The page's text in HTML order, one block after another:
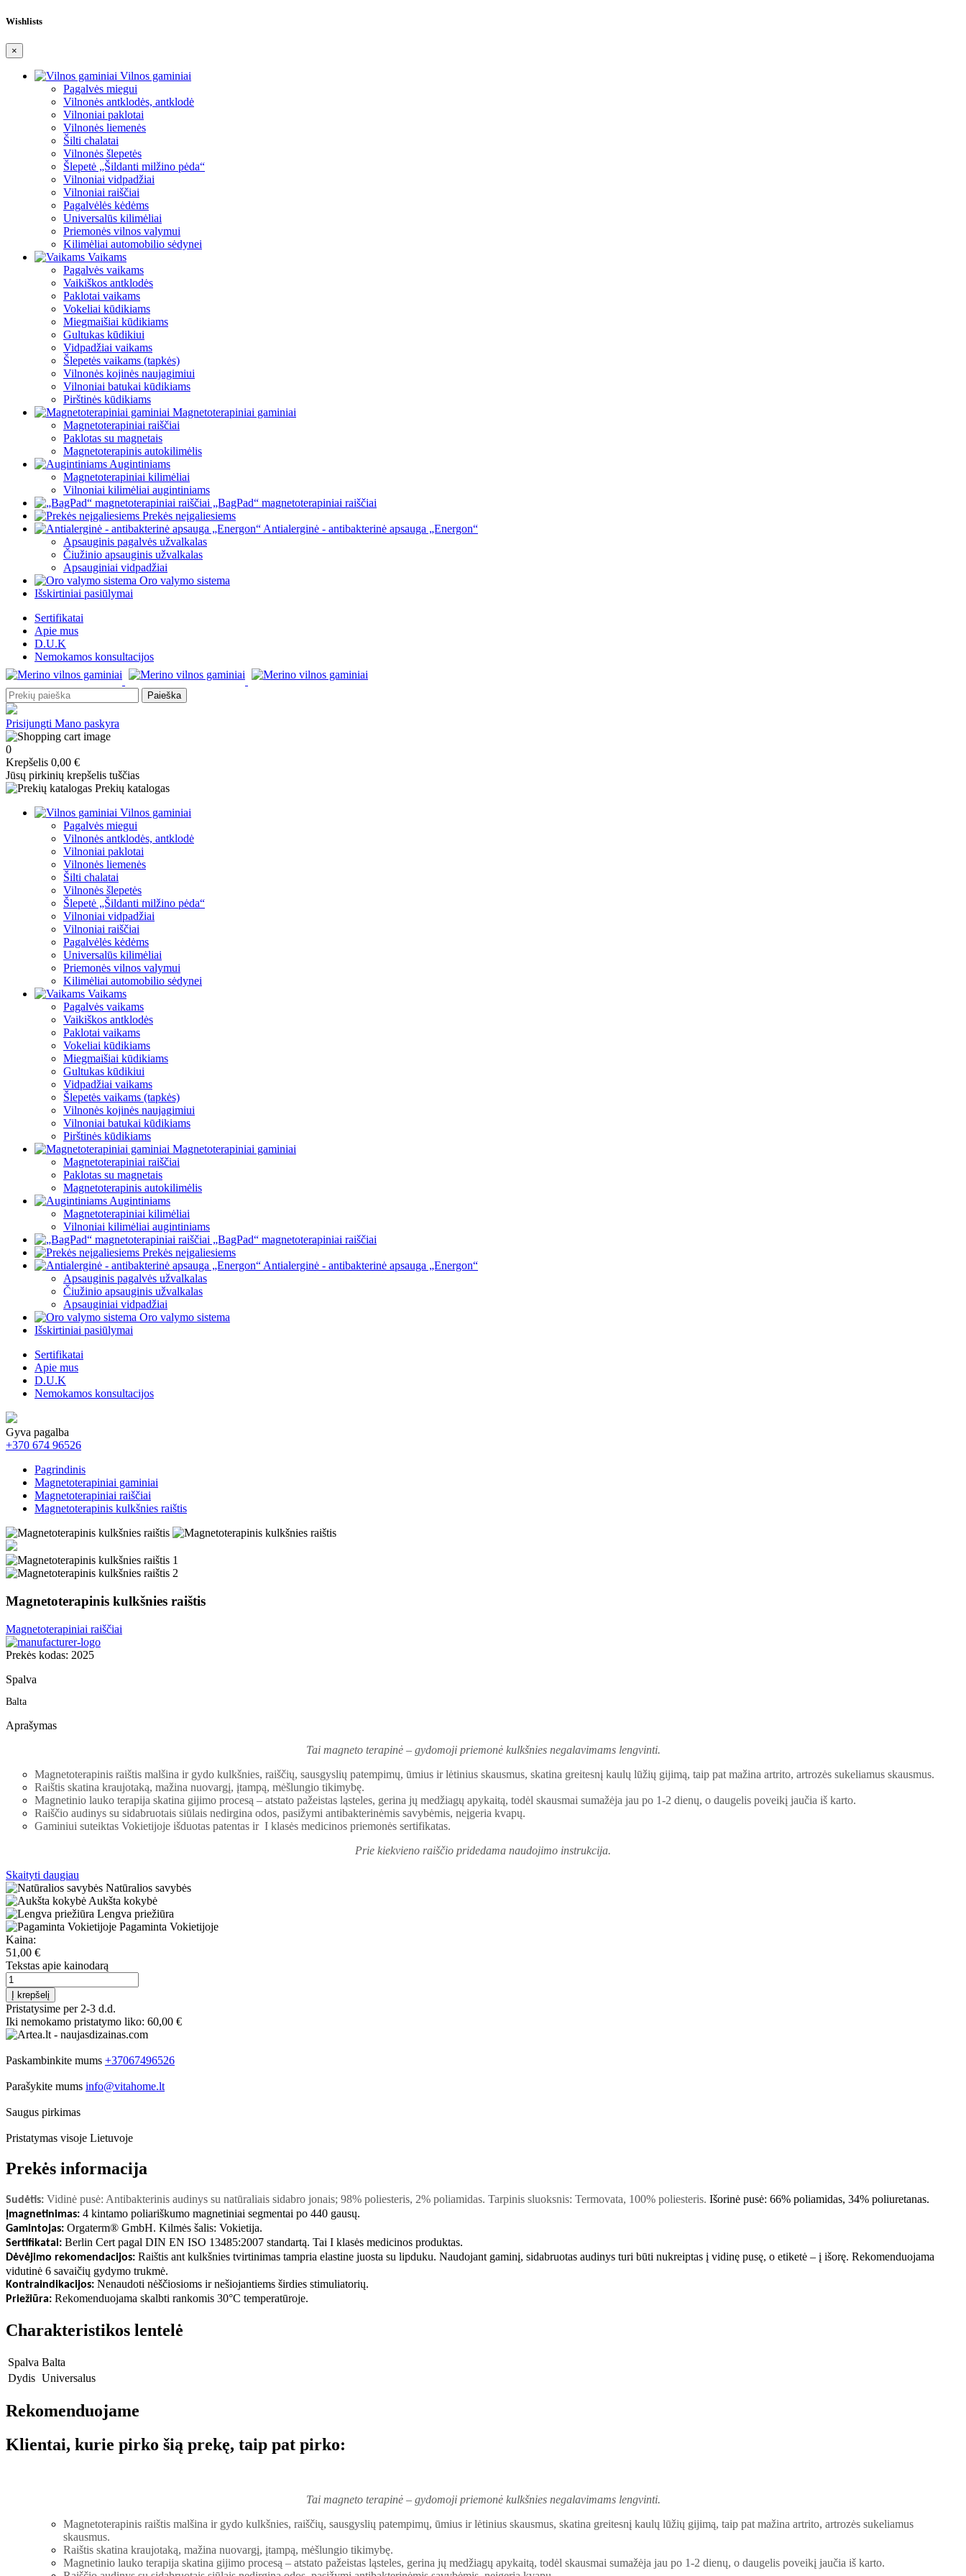
Wishlists
×
Vilnos gaminiai
Pagalvės miegui
Vilnonės antklodės, antklodė
Vilnoniai paklotai
Vilnonės liemenės
Šilti chalatai
Vilnonės šlepetės
Šlepetė „Šildanti milžino pėda“
Vilnoniai vidpadžiai
Vilnoniai raiščiai
Pagalvėlės kėdėms
Universalūs kilimėliai
Priemonės vilnos valymui
Kilimėliai automobilio sėdynei
Vaikams
Pagalvės vaikams
Vaikiškos antklodės
Paklotai vaikams
Vokeliai kūdikiams
Miegmaišiai kūdikiams
Gultukas kūdikiui
Vidpadžiai vaikams
Šlepetės vaikams (tapkės)
Vilnonės kojinės naujagimiui
Vilnoniai batukai kūdikiams
Pirštinės kūdikiams
Magnetoterapiniai gaminiai
Magnetoterapiniai raiščiai
Paklotas su magnetais
Magnetoterapinis autokilimėlis
Augintiniams
Magnetoterapiniai kilimėliai
Vilnoniai kilimėliai augintiniams
„BagPad“ magnetoterapiniai raiščiai
Prekės neįgaliesiems
Antialerginė - antibakterinė apsauga „Energon“
Apsauginis pagalvės užvalkalas
Čiužinio apsauginis užvalkalas
Apsauginiai vidpadžiai
Oro valymo sistema
Išskirtiniai pasiūlymai
Sertifikatai
Apie mus
D.U.K
Nemokamos konsultacijos
Paieška
Prisijungti Mano paskyra
0
Krepšelis 0,00 €
Jūsų pirkinių krepšelis tuščias
Prekių katalogas
Vilnos gaminiai
Pagalvės miegui
Vilnonės antklodės, antklodė
Vilnoniai paklotai
Vilnonės liemenės
Šilti chalatai
Vilnonės šlepetės
Šlepetė „Šildanti milžino pėda“
Vilnoniai vidpadžiai
Vilnoniai raiščiai
Pagalvėlės kėdėms
Universalūs kilimėliai
Priemonės vilnos valymui
Kilimėliai automobilio sėdynei
Vaikams
Pagalvės vaikams
Vaikiškos antklodės
Paklotai vaikams
Vokeliai kūdikiams
Miegmaišiai kūdikiams
Gultukas kūdikiui
Vidpadžiai vaikams
Šlepetės vaikams (tapkės)
Vilnonės kojinės naujagimiui
Vilnoniai batukai kūdikiams
Pirštinės kūdikiams
Magnetoterapiniai gaminiai
Magnetoterapiniai raiščiai
Paklotas su magnetais
Magnetoterapinis autokilimėlis
Augintiniams
Magnetoterapiniai kilimėliai
Vilnoniai kilimėliai augintiniams
„BagPad“ magnetoterapiniai raiščiai
Prekės neįgaliesiems
Antialerginė - antibakterinė apsauga „Energon“
Apsauginis pagalvės užvalkalas
Čiužinio apsauginis užvalkalas
Apsauginiai vidpadžiai
Oro valymo sistema
Išskirtiniai pasiūlymai
Sertifikatai
Apie mus
D.U.K
Nemokamos konsultacijos
Gyva pagalba
+370 674 96526
Pagrindinis
Magnetoterapiniai gaminiai
Magnetoterapiniai raiščiai
Magnetoterapinis kulkšnies raištis
Magnetoterapinis kulkšnies raištis
Magnetoterapiniai raiščiai
Prekės kodas: 2025
Spalva
Balta
Aprašymas
Tai magneto terapinė – gydomoji priemonė kulkšnies negalavimams lengvinti.
Magnetoterapinis raištis malšina ir gydo kulkšnies, raiščių, sausgyslių patempimų, ūmius ir lėtinius skausmus, skatina greitesnį kaulų lūžių gijimą, taip pat mažina artrito, artrozės sukeliamus skausmus.
Raištis skatina kraujotaką, mažina nuovargį, įtampą, mėšlungio tikimybę.
Magnetinio lauko terapija skatina gijimo procesą – atstato pažeistas ląsteles, gerina jų medžiagų apykaitą, todėl skausmai sumažėja jau po 1-2 dienų, o daugelis poveikį jaučia iš karto.
Raiščio audinys su sidabruotais siūlais nedirgina odos, pasižymi antibakterinėmis savybėmis, neįgeria kvapų.
Gaminiui suteiktas Vokietijoje išduotas patentas ir I klasės medicinos priemonės sertifikatas.
Prie kiekvieno raiščio pridedama naudojimo instrukcija.
Skaityti daugiau
Natūralios savybės
Aukšta kokybė
Lengva priežiūra
Pagaminta Vokietijoje
Kaina:
51,00 €
Tekstas apie kainodarą
Į krepšelį
Pristatysime per 2-3 d.d.
Iki nemokamo pristatymo liko: 60,00 €
Paskambinkite mums +37067496526
Parašykite mums info@vitahome.lt
Saugus pirkimas
Pristatymas visoje Lietuvoje
Prekės informacija
Sudėtis: Vidinė pusė: Antibakterinis audinys su natūraliais sidabro jonais; 98% poliesteris, 2% poliamidas. Tarpinis sluoksnis: Termovata, 100% poliesteris. Išorinė pusė: 66% poliamidas, 34% poliuretanas.
Įmagnetinimas: 4 kintamo poliariškumo magnetiniai segmentai po 440 gausų.
Gamintojas: Orgaterm® GmbH. Kilmės šalis: Vokietija.
Sertifikatai: Berlin Cert pagal DIN EN ISO 13485:2007 standartą. Tai I klasės medicinos produktas.
Dėvėjimo rekomendacijos: Raištis ant kulkšnies tvirtinimas tampria elastine juosta su lipduku. Naudojant gaminį, sidabruotas audinys turi būti nukreiptas į vidinę pusę, o etiketė – į išorę. Rekomenduojama
vidutinė 6 savaičių gydymo trukmė.
Kontraindikacijos: Nenaudoti nėščiosioms ir nešiojantiems širdies stimuliatorių.
Priežiūra: Rekomenduojama skalbti rankomis 30°C temperatūroje.
Charakteristikos lentelė
Spalva Balta
Dydis Universalus
Rekomenduojame
Klientai, kurie pirko šią prekę, taip pat pirko:
Tai magneto terapinė – gydomoji priemonė kulkšnies negalavimams lengvinti.
Magnetoterapinis raištis malšina ir gydo kulkšnies, raiščių, sausgyslių patempimų, ūmius ir lėtinius skausmus, skatina greitesnį kaulų lūžių gijimą, taip pat mažina artrito, artrozės sukeliamus
skausmus.
Raištis skatina kraujotaką, mažina nuovargį, įtampą, mėšlungio tikimybę.
Magnetinio lauko terapija skatina gijimo procesą – atstato pažeistas ląsteles, gerina jų medžiagų apykaitą, todėl skausmai sumažėja jau po 1-2 dienų, o daugelis poveikį jaučia iš karto.